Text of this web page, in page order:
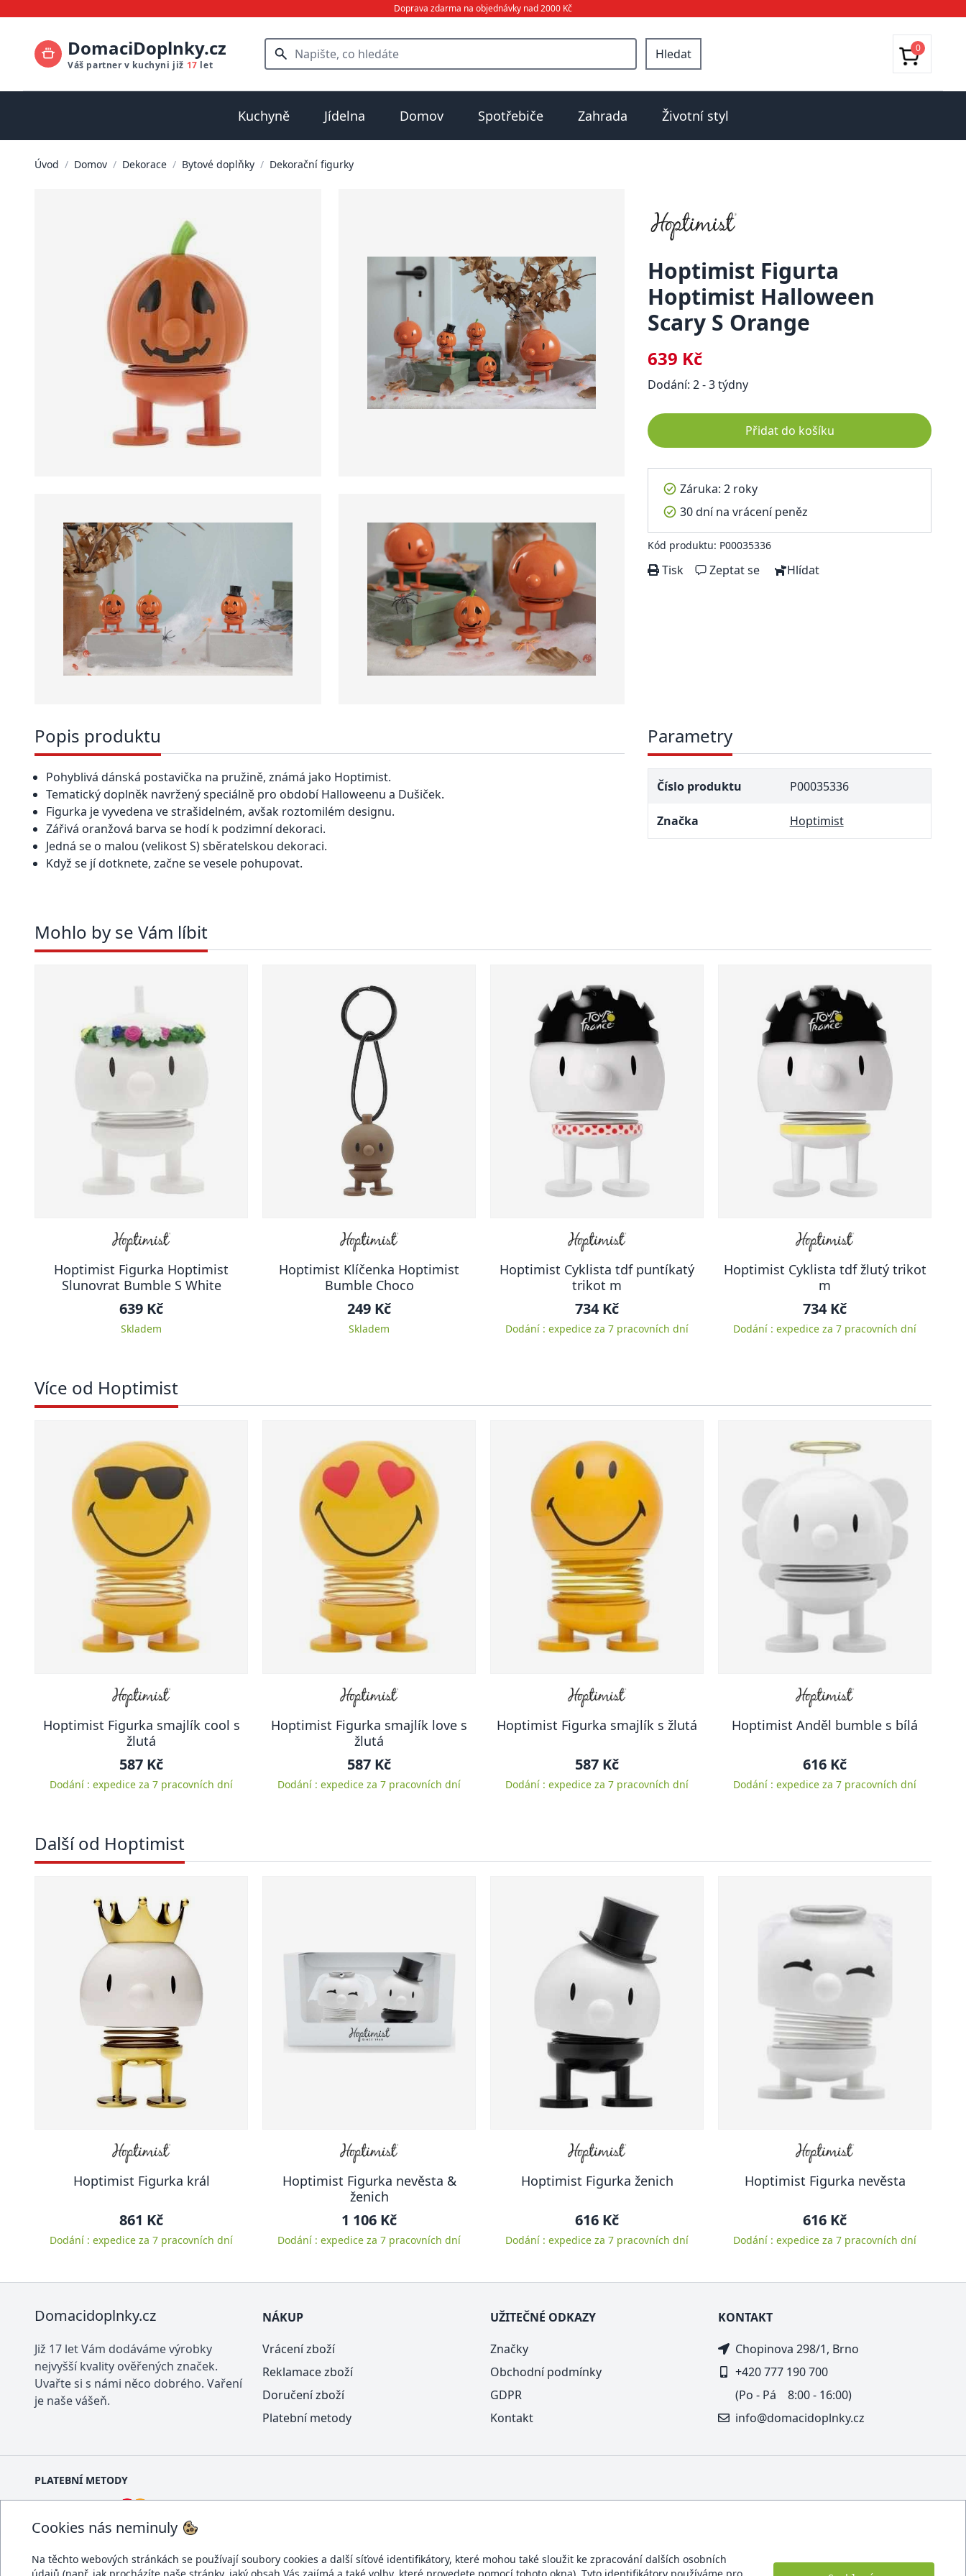
Doprava zdarma na objednávky nad 2000 Kč
DomaciDoplnky.cz
Váš partner v kuchyni již 17 let
Hledat 0
Kuchyně Jídelna Domov Spotřebiče Zahrada Životní styl
Úvod / Domov / Dekorace / Bytové doplňky / Dekorační figurky
Hoptimist Figurta
Hoptimist Halloween
Scary S Orange
639 Kč
Dodání: 2 - 3 týdny
Přidat do košíku
Záruka: 2 roky
30 dní na vrácení peněz
Kód produktu: P00035336
Tisk Zeptat se Hlídat
Popis produktu
Pohyblivá dánská postavička na pružině, známá jako Hoptimist.
Tematický doplněk navržený speciálně pro období Halloweenu a Dušiček.
Figurka je vyvedena ve strašidelném, avšak roztomilém designu.
Zářivá oranžová barva se hodí k podzimní dekoraci.
Jedná se o malou (velikost S) sběratelskou dekoraci.
Když se jí dotknete, začne se vesele pohupovat.
Parametry
Číslo produktu P00035336
Značka Hoptimist
Mohlo by se Vám líbit
Hoptimist Figurka Hoptimist
Slunovrat Bumble S White
639 Kč
Skladem
Hoptimist Klíčenka Hoptimist
Bumble Choco
249 Kč
Skladem
Hoptimist Cyklista tdf puntíkatý
trikot m
734 Kč
Dodání : expedice za 7 pracovních dní
Hoptimist Cyklista tdf žlutý trikot
m
734 Kč
Dodání : expedice za 7 pracovních dní
Více od Hoptimist
Hoptimist Figurka smajlík cool s
žlutá
587 Kč
Dodání : expedice za 7 pracovních dní
Hoptimist Figurka smajlík love s
žlutá
587 Kč
Dodání : expedice za 7 pracovních dní
Hoptimist Figurka smajlík s žlutá
587 Kč
Dodání : expedice za 7 pracovních dní
Hoptimist Anděl bumble s bílá
616 Kč
Dodání : expedice za 7 pracovních dní
Další od Hoptimist
Hoptimist Figurka král
861 Kč
Dodání : expedice za 7 pracovních dní
Hoptimist Figurka nevěsta &
ženich
1 106 Kč
Dodání : expedice za 7 pracovních dní
Hoptimist Figurka ženich
616 Kč
Dodání : expedice za 7 pracovních dní
Hoptimist Figurka nevěsta
616 Kč
Dodání : expedice za 7 pracovních dní
Cookies nás neminuly
Na těchto webových stránkách se používají soubory cookies a další síťové identifikátory, které mohou také sloužit ke zpracování dalších osobních
Domacidoplnky.cz
Již 17 let Vám dodáváme výrobky
nejvyšší kvality ověřených značek.
Uvařte si s námi něco dobrého. Vaření
je naše vášeň.
NÁKUP
Vrácení zboží
Reklamace zboží
Doručení zboží
Platební metody
UŽITEČNÉ ODKAZY
Značky
Obchodní podmínky
GDPR
Kontakt
KONTAKT
Chopinova 298/1, Brno
+420 777 190 700
(Po - Pá 8:00 - 16:00)
info@domacidoplnky.cz
PLATEBNÍ METODY